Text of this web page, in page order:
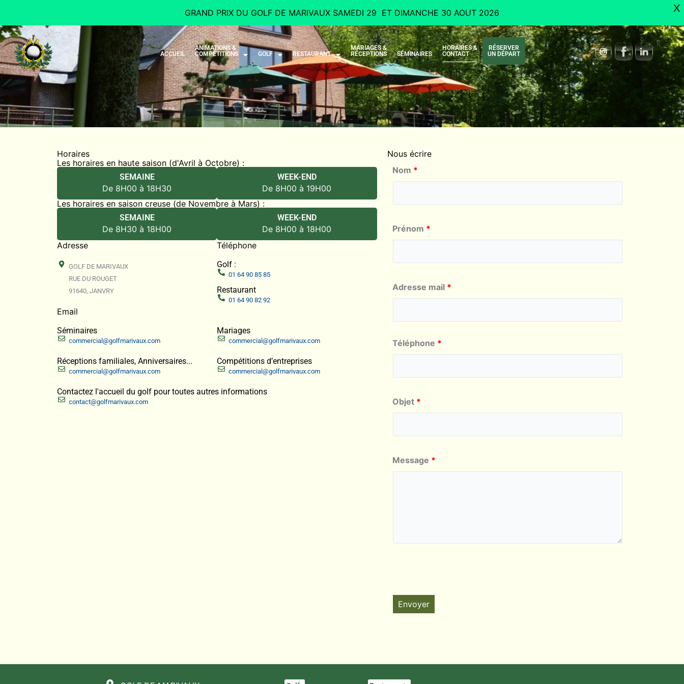
X
GRAND PRIX DU GOLF DE MARIVAUX SAMEDI 29 ET DIMANCHE 30 AOUT 2026
contenu
ACCUEIL
ANIMATIONS &
COMPÉTITIONS
GOLF RESTAURANT
MARIAGES &
RÉCEPTIONS
SÉMINAIRES
HORAIRES &
CONTACT
RÉSERVER
UN DÉPART
Horaires
Les horaires en haute saison (d'Avril à Octobre) :
SEMAINE
De 8H00 à 18H30
WEEK-END
De 8H00 à 19H00
Les horaires en saison creuse (de Novembre à Mars) :
SEMAINE
De 8H30 à 18H00
WEEK-END
De 8H00 à 18H00
Adresse
GOLF DE MARIVAUX
RUE DU ROUGET
91640, JANVRY
Téléphone
Golf :
01 64 90 85 85
Restaurant
01 64 90 82 92
Email
Séminaires
commercial@golfmarivaux.com
Mariages
commercial@golfmarivaux.com
Réceptions familiales, Anniversaires...
commercial@golfmarivaux.com
Compétitions d’entreprises
commercial@golfmarivaux.com
Contactez l'accueil du golf pour toutes autres informations
contact@golfmarivaux.com
Nous écrire
Nom *
Prénom *
Adresse mail *
Téléphone *
Objet *
Message *